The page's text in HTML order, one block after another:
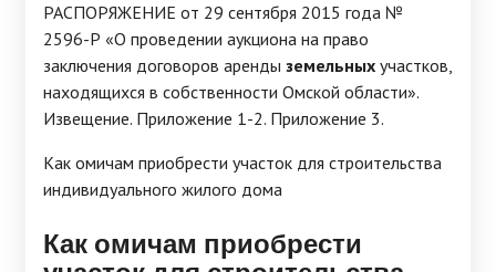
РАСПОРЯЖЕНИЕ от 29 сентября 2015 года №
2596-Р «О проведении аукциона на право
заключения договоров аренды земельных участков,
находящихся в собственности Омской области».
Извещение. Приложение 1-2. Приложение 3.
Как омичам приобрести участок для строительства
индивидуального жилого дома
Как омичам приобрести